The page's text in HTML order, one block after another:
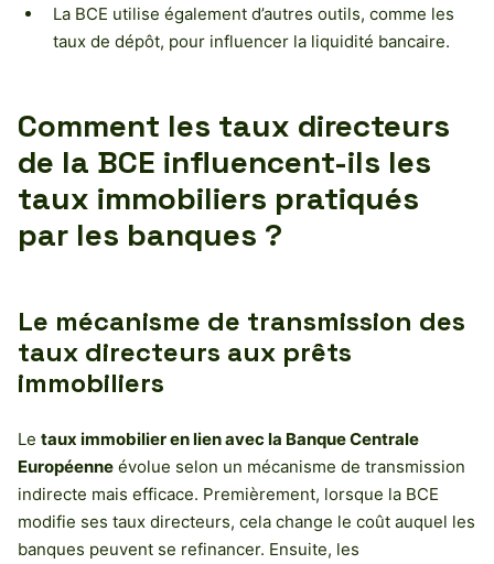
La BCE utilise également d’autres outils, comme les
taux de dépôt, pour influencer la liquidité bancaire.
Comment les taux directeurs
de la BCE influencent-ils les
taux immobiliers pratiqués
par les banques ?
Le mécanisme de transmission des
taux directeurs aux prêts
immobiliers
Le taux immobilier en lien avec la Banque Centrale
Européenne évolue selon un mécanisme de transmission
indirecte mais efficace. Premièrement, lorsque la BCE
modifie ses taux directeurs, cela change le coût auquel les
banques peuvent se refinancer. Ensuite, les